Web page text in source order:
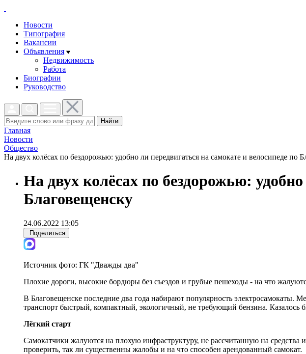
Новости
Типография
Вакансии
Объявления
Недвижимость
Работа
Биографии
Руководство
Найти
Главная
Новости
Общество
На двух колёсах по бездорожью: удобно ли передвигаться на самокате и велосипеде по
На двух колёсах по бездорожью:
Благовещенску
24.06.2022 13:05
Поделиться
Источник фото: ГК "Дважды два"
Плохие дороги, высокие бордюры без съездов и грубые пешеходы - на что
В Благовещенске последние два года набирают популярность электросамокаты.
транспорт быстрый, компактный, экологичный, не требующий бензина.
Лёгкий старт
Самокатчики жалуются на плохую инфраструктуру, не рассчитанную на
проверить, так ли существенны жалобы и на что способен арендованный самокат.